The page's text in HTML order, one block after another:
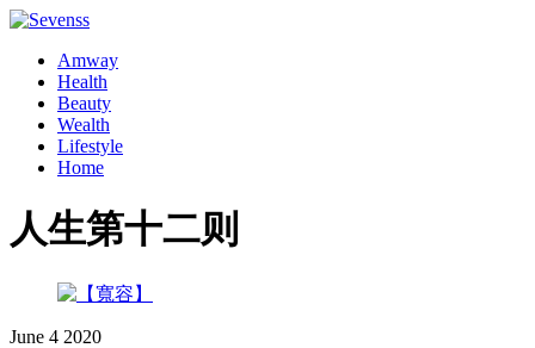
Amway
Health
Beauty
Wealth
Lifestyle
Home
人生第十二则
June 4 2020